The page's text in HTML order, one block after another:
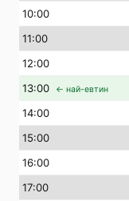
10:00
11:00
12:00
13:00 ← най-евтин
14:00
15:00
16:00
17:00